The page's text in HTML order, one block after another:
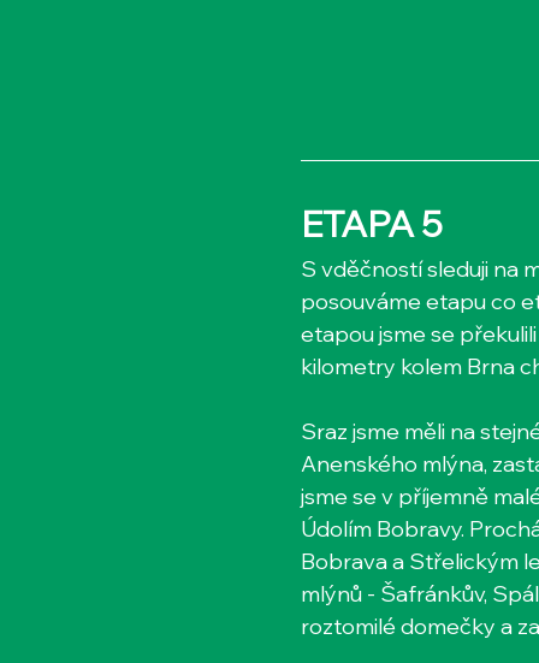
ETAPA 5
S vděčností sleduji na
posouváme etapu co
etapou jsme se
kilometry kolem Brna
Sraz jsme měli na
Anenského mlýna,
jsme se v příjemně
Údolím Bobravy.
Bobrava a Střelickým
mlýnů - Šafránkův,
roztomilé domečky a